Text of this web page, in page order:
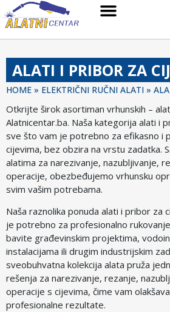
ALATI I PRIBOR ZA
HOME » ELEKTRIČNI RUČNI ALATI »
Otkrijte širok asortiman vrhunskih –
Alatnicentar.ba. Naša kategorija alati i
sve što vam je potrebno za efikasno i
cijevima, bez obzira na vrstu zadatka.
alatima za narezivanje, nazubljivanje,
operacije, obezbeđujemo vrhunsku
svim vašim potrebama.
Naša raznolika ponuda alati i pribor za
je potrebno za profesionalno
bavite građevinskim projektima,
instalacijama ili drugim industrijskim
sveobuhvatna kolekcija alata pruža
rešenja za narezivanje, rezanje,
operacije s cijevima, čime vam
profesionalne rezultate.